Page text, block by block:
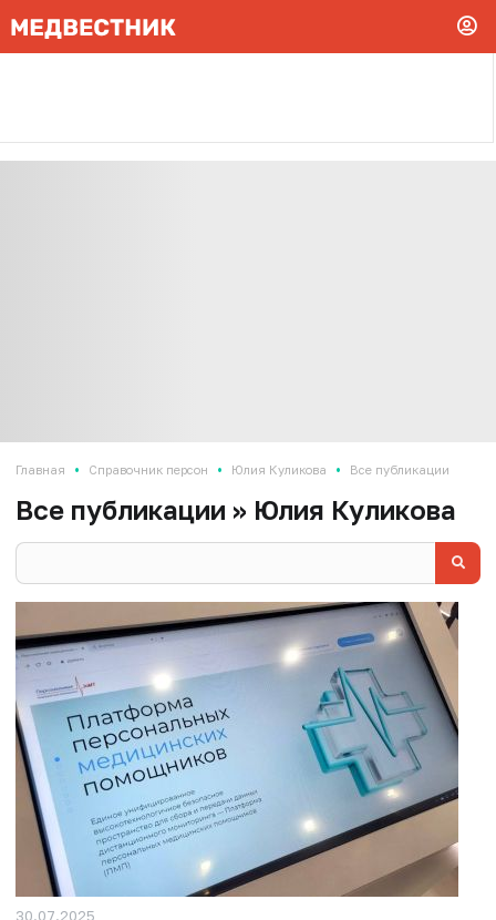
Главная • Справочник персон • Юлия Куликова • Все публикации
Все публикации » Юлия Куликова
30.07.2025